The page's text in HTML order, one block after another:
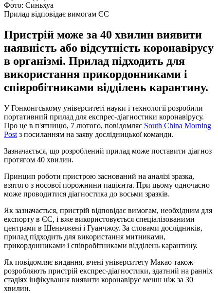
Фото: Синьхуа
Прилад відповідає вимогам ЄС
Пристрій може за 40 хвилин виявити
наявність або відсутність коронавірусу
в організмі. Прилад підходить для
використання прикордонниками і
співробітниками відділень карантину.
У Гонконгському університеті науки і технології розробили
портативний прилад для експрес-діагностики коронавірусу.
Про це в п'ятницю, 7 лютого, повідомляє South China Morning
Post з посиланням на заяву дослідницької команди.
Зазначається, що розроблений прилад може поставити діагноз
протягом 40 хвилин.
Принцип роботи пристрою заснований на аналізі зразка,
взятого з носової порожнини пацієнта. При цьому одночасно
може проводитися діагностика до восьми зразків.
Як зазначається, пристрій відповідає вимогам, необхідним для
експорту в ЄС, і вже використовується спеціалізованими
центрами в Шеньчжені і Гуанчжоу. За словами дослідників,
прилад підходить для використання митниками,
прикордонниками і співробітниками відділень карантину.
Як повідомляє видання, вчені університету Макао також
розробляють пристрій експрес-діагностики, здатний на ранніх
стадіях інфікування виявити коронавірус менш ніж за 30
хвилин.